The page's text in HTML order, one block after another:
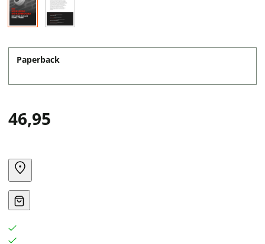
Paperback
46,95